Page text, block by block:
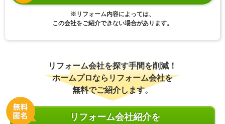
※リフォーム内容によっては、
この会社をご紹介できない場合があります。
リフォーム会社を探す手間を削減！
ホームプロならリフォーム会社を
無料でご紹介します。
リフォーム会社紹介を